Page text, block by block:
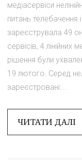
медіасервіси
питань телебачення
зареєструвала 49
сервісів, 4
рішення були
19 лютого. Серед
зареєстровані:...
ЧИТАТИ ДАЛІ